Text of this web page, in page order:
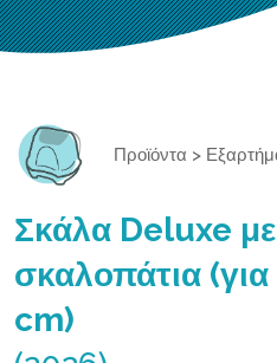
Προϊόντα >
Σκάλα Deluxe
σκαλοπάτια (για
cm)